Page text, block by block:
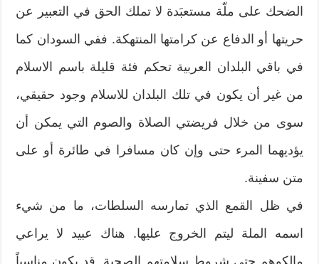
الضحك على ملّة مستعبَدة لا تملك الحق في التعبير عن
حريتها أو الدفاع عن كرامتها المنتهكة. ففي السودان كما
في باقي البلدان العربية تحكم فئة قليلة باسم الاسلام
من غير أن يكون في تلك البلدان للاسلام وجود حقيقي،
سوى من خلال فريضتي الصلاة والصوم التي يمكن أن
يؤديهما المرء حتى وإن كان مسافرا في طائرة أو على
متن سفينة.
في ظل القمع الذي تمارسه السلطات، ما من شيء
اسمه الملة ليتم الخروج عليها. هناك عبيد لا يراعي
مالكوهم حتى شروط سلامتهم الصحية. قد يكون مناسباً